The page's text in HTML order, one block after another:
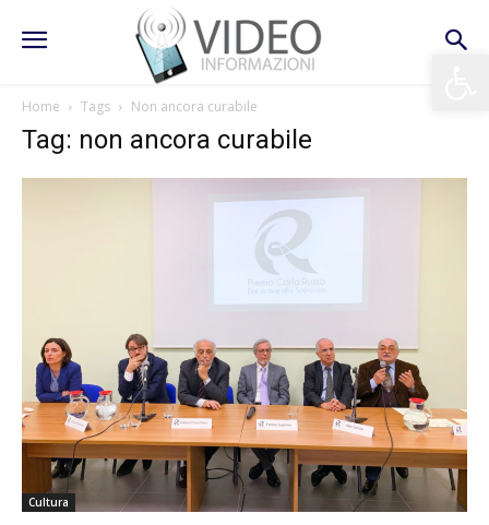
Home Tags Non ancora curabile
Tag: non ancora curabile
Cultura